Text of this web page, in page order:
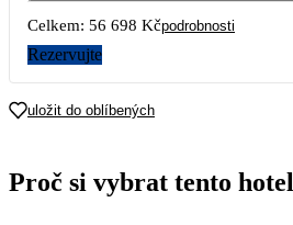
21
28 969
28 349
Celkem: 56 698 Kčpodrobnosti
Rezervujte
uložit do oblíbených
Proč si vybrat tento hotel